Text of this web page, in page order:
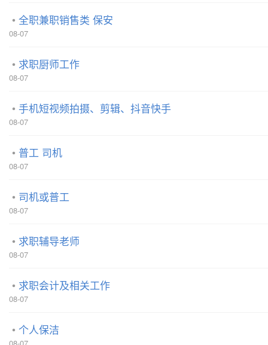
全职兼职销售类 保安
08-07
求职厨师工作
08-07
手机短视频拍摄、剪辑、抖音快手
08-07
普工 司机
08-07
司机或普工
08-07
求职辅导老师
08-07
求职会计及相关工作
08-07
个人保洁